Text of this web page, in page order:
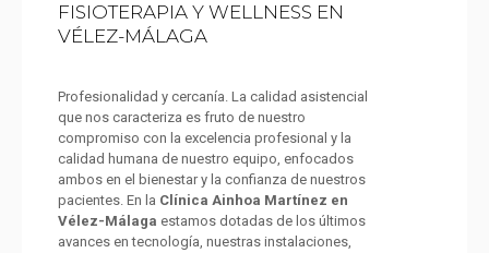
FISIOTERAPIA Y WELLNESS EN
VÉLEZ-MÁLAGA
Profesionalidad y cercanía. La calidad asistencial
que nos caracteriza es fruto de nuestro
compromiso con la excelencia profesional y la
calidad humana de nuestro equipo, enfocados
ambos en el bienestar y la confianza de nuestros
pacientes. En la Clínica Ainhoa Martínez en
Vélez-Málaga estamos dotadas de los últimos
avances en tecnología, nuestras instalaciones,